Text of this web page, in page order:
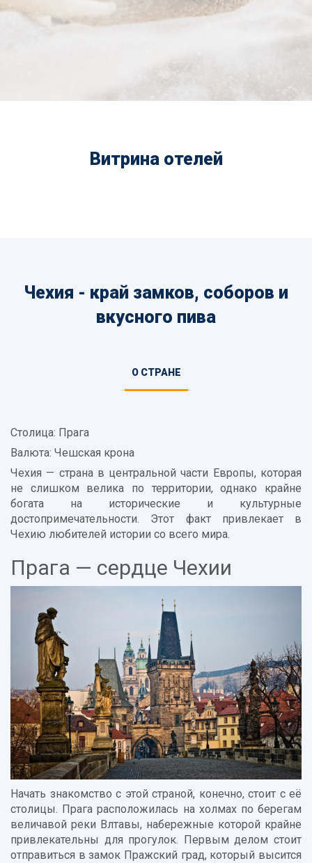
Витрина отелей
Чехия - край замков, соборов и
вкусного пива
ИнформацияО СТРАНЕ
Столица: Прага
Валюта: Чешская крона
Чехия — страна в центральной части Европы, которая
не слишком велика по территории, однако крайне
богата на исторические и культурные
достопримечательности. Этот факт привлекает в
Чехию любителей истории со всего мира.
Прага — сердце Чехии
Начать знакомство с этой страной, конечно, стоит с её
столицы. Прага расположилась на холмах по берегам
величавой реки Влтавы, набережные которой крайне
привлекательны для прогулок. Первым делом стоит
отправиться в замок Пражский град, который высится